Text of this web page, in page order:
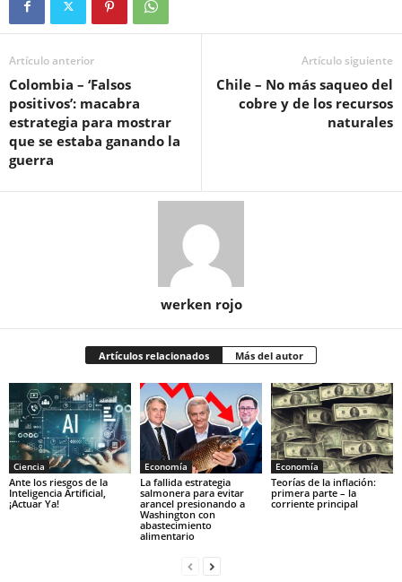
Artículo anterior
Colombia – ‘Falsos
positivos’: macabra
estrategia para mostrar
que se estaba ganando la
guerra
Artículo siguiente
Chile – No más saqueo del
cobre y de los recursos
naturales
werken rojo
Artículos relacionados Más del autor
Ciencia
Ante los riesgos de la
Inteligencia Artificial,
¡Actuar Ya!
Economía
La fallida estrategia
salmonera para evitar
arancel presionando a
Washington con
abastecimiento
alimentario
Economía
Teorías de la inflación:
primera parte – la
corriente principal